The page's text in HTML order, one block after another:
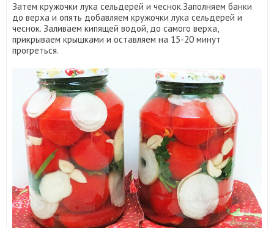
Затем кружочки лука сельдерей и чеснок.Заполняем банки
до верха и опять добавляем кружочки лука сельдерей и
чеснок. Заливаем кипящей водой, до самого верха,
прикрываем крышками и оставляем на 15-20 минут
прогреться.